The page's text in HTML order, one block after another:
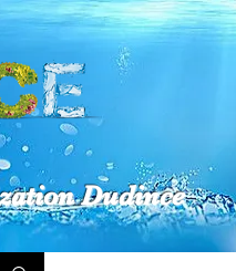
Dudince